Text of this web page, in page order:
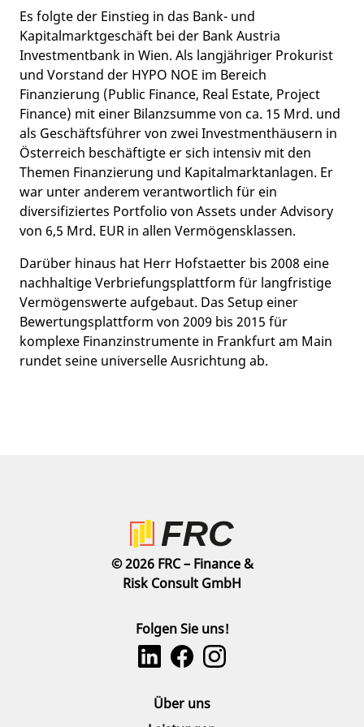
Es folgte der Einstieg in das Bank- und
Kapitalmarktgeschäft bei der Bank Austria
Investmentbank in Wien. Als langjähriger Prokurist
und Vorstand der HYPO NOE im Bereich
Finanzierung (Public Finance, Real Estate, Project
Finance) mit einer Bilanzsumme von ca. 15 Mrd. und
als Geschäftsführer von zwei Investmenthäusern in
Österreich beschäftigte er sich intensiv mit den
Themen Finanzierung und Kapitalmarktanlagen. Er
war unter anderem verantwortlich für ein
diversifiziertes Portfolio von Assets under Advisory
von 6,5 Mrd. EUR in allen Vermögensklassen.
Darüber hinaus hat Herr Hofstaetter bis 2008 eine
nachhaltige Verbriefungsplattform für langfristige
Vermögenswerte aufgebaut. Das Setup einer
Bewertungsplattform von 2009 bis 2015 für
komplexe Finanzinstrumente in Frankfurt am Main
rundet seine universelle Ausrichtung ab.
© 2026 FRC – Finance &
Risk Consult GmbH
Folgen Sie uns!
Über uns